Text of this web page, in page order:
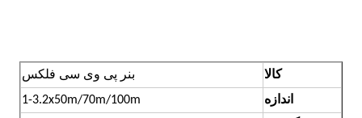
کالا
بنر پی وی سی فلکس
اندازه
1-3.2x50m/70m/100m